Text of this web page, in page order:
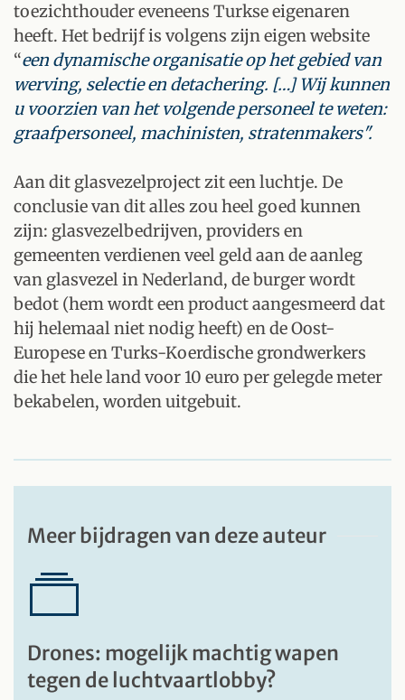
toezichthouder eveneens Turkse eigenaren
heeft. Het bedrijf is volgens zijn eigen website
“een dynamische organisatie op het gebied van
werving, selectie en detachering. […] Wij kunnen
u voorzien van het volgende personeel te weten:
graafpersoneel, machinisten, stratenmakers".
Aan dit glasvezelproject zit een luchtje. De
conclusie van dit alles zou heel goed kunnen
zijn: glasvezelbedrijven, providers en
gemeenten verdienen veel geld aan de aanleg
van glasvezel in Nederland, de burger wordt
bedot (hem wordt een product aangesmeerd dat
hij helemaal niet nodig heeft) en de Oost-
Europese en Turks-Koerdische grondwerkers
die het hele land voor 10 euro per gelegde meter
bekabelen, worden uitgebuit.
Meer bijdragen van deze auteur
Drones: mogelijk machtig wapen
tegen de luchtvaartlobby?